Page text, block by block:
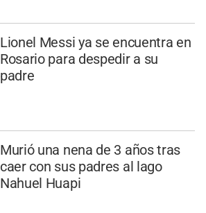
Lionel Messi ya se encuentra en
Rosario para despedir a su
padre
Murió una nena de 3 años tras
caer con sus padres al lago
Nahuel Huapi